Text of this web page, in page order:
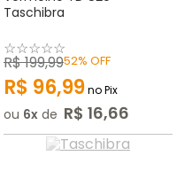
Taschibra
☆☆☆☆☆
R$199,9952% OFF
R$ 96,99no Pix
ou 6 de R$ 16,66